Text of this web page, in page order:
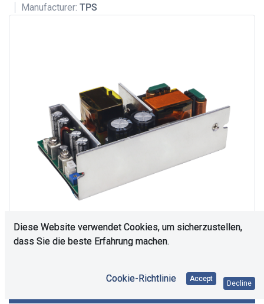
Manufacturer: TPS
Es bedarf einer Rücksprache. Bitte kontaktieren Sie
Diese Website verwendet Cookies, um sicherzustellen,
dass Sie die beste Erfahrung machen.
Cookie-Richtlinie Accept
Decline